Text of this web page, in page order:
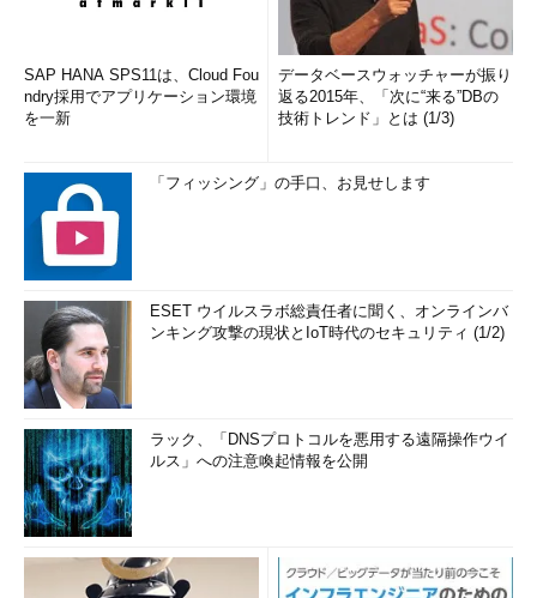
SAP HANA SPS11は、Cloud Fou
ndry採用でアプリケーション環境
を一新
データベースウォッチャーが振り
返る2015年、「次に“来る”DBの
技術トレンド」とは (1/3)
「フィッシング」の手口、お見せします
ESET ウイルスラボ総責任者に聞く、オンラインバ
ンキング攻撃の現状とIoT時代のセキュリティ (1/2)
ラック、「DNSプロトコルを悪用する遠隔操作ウイ
ルス」への注意喚起情報を公開